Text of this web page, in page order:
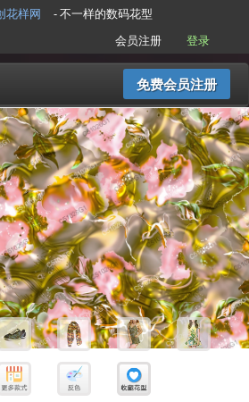
花样网
- 不一样的数码花型
会员注册
登录
免费会员注册